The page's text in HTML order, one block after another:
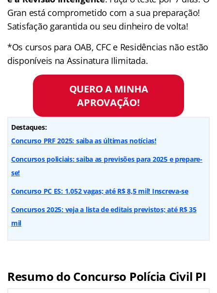
Gran está comprometido com a sua preparação!
Satisfação garantida ou seu dinheiro de volta!
*Os cursos para OAB, CFC e Residências não estão
disponíveis na Assinatura Ilimitada.
QUERO A MINHA
APROVAÇÃO!
Destaques:
Concurso PRF 2025: saiba as últimas notícias!
Concursos policiais: saiba as previsões para 2025 e prepare-
se!
Concurso PC ES: 1.052 vagas; até R$ 8,5 mil! Inscreva-se
Concursos 2025: veja a lista de editais previstos; até R$ 35
mil
Resumo do Concurso Polícia Civil PI